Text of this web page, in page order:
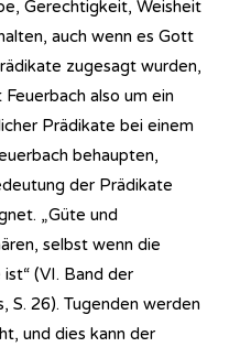
Gerechtigkeit, Weisheit
auch wenn es Gott
zugesagt wurden,
also um ein
Prädikate bei einem
behaupten,
der Prädikate
„Güte und
selbst wenn die
(VI. Band der
S. 26). Tugenden werden
und dies kann der